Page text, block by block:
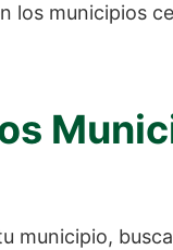
los municipios
municipio,